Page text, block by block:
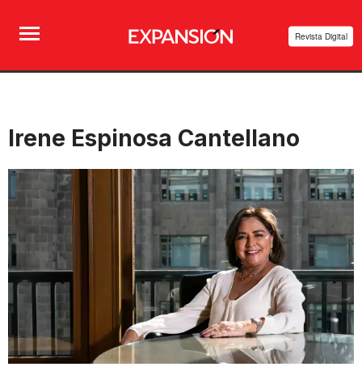
Revista Digital
Irene Espinosa Cantellano